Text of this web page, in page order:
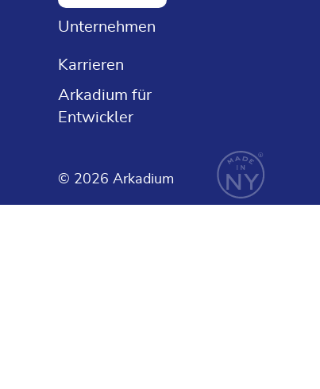
EN
FR
ES
Unternehmen
Karrieren
Arkadium für
Entwickler
© 2026 Arkadium